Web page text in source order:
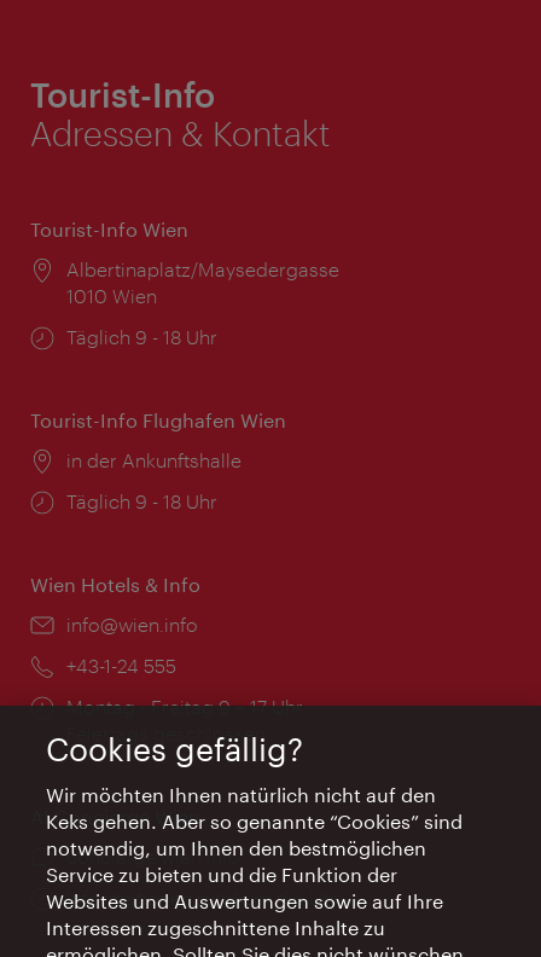
Tourist-Info
Adressen & Kontakt
Tourist-Info Wien
Ort:
Albertinaplatz/Maysedergasse
1010 Wien
Öffnungszeiten:
Täglich 9 - 18 Uhr
Tourist-Info Flughafen Wien
Ort:
in der Ankunftshalle
Öffnungszeiten:
Täglich 9 - 18 Uhr
Wien Hotels & Info
Email:
info@wien.info
Telefon:
+43-1-24 555
Öffnungszeiten:
Montag - Freitag 9 – 17 Uhr
Feiertags geschlossen
AI Concierge Wien
Ort:
concierge.wien.info
Öffnungszeiten:
Informationen rund um die Uhr
Cookies gefällig?
Wir möchten Ihnen natürlich nicht auf den
Keks gehen. Aber so genannte “Cookies” sind
notwendig, um Ihnen den bestmöglichen
Service zu bieten und die Funktion der
Websites und Auswertungen sowie auf Ihre
Interessen zugeschnittene Inhalte zu